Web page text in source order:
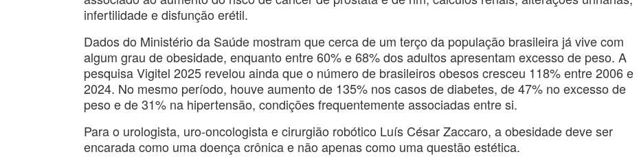
infertilidade e disfunção erétil.
Dados do Ministério da Saúde mostram que cerca de um terço da população brasileira já vive com
algum grau de obesidade, enquanto entre 60% e 68% dos adultos apresentam excesso de peso. A
pesquisa Vigitel 2025 revelou ainda que o número de brasileiros obesos cresceu 118% entre 2006 e
2024. No mesmo período, houve aumento de 135% nos casos de diabetes, de 47% no excesso de
peso e de 31% na hipertensão, condições frequentemente associadas entre si.
Para o urologista, uro-oncologista e cirurgião robótico Luís César Zaccaro, a obesidade deve ser
encarada como uma doença crônica e não apenas como uma questão estética.